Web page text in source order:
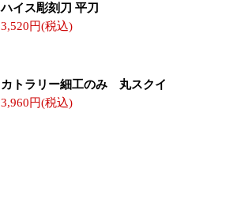
ハイス彫刻刀 平刀
3,520
カトラリー細工のみ 丸スクイ
3,960